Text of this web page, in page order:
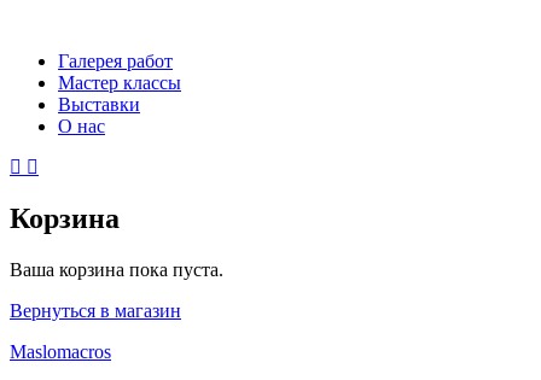
Галерея работ
Мастер классы
Выставки
О нас
Корзина
Ваша корзина пока пуста.
Вернуться в магазин
Maslomacros